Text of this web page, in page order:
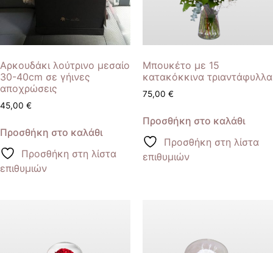
Αρκουδάκι λούτρινο μεσαίο
30-40cm σε γήινες
αποχρώσεις
45,00 €
Προσθήκη στο καλάθι
Προσθήκη στη λίστα
επιθυμιών
Μπουκέτο με 15
κατακόκκινα τριαντάφυλλα
75,00 €
Προσθήκη στο καλάθι
Προσθήκη στη λίστα
επιθυμιών